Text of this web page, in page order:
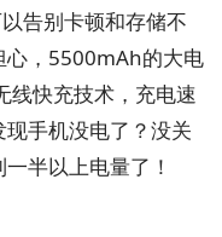
告别卡顿和存储不
心，5500mAh的大电
线快充技术，充电速
手机没电了？没关
半以上电量了！